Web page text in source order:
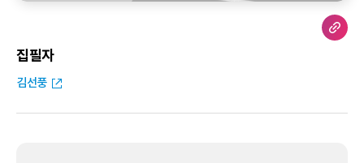
집필자
김선풍